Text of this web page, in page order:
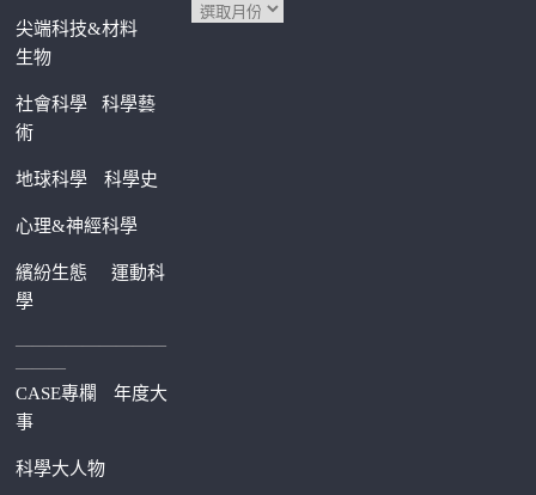
尖端科技&材料
生物
社會科學科學藝
術
地球科學 科學史
心理&神經科學
繽紛生態運動科
學
—————————
———
CASE專欄
年度大
事
科學大人物